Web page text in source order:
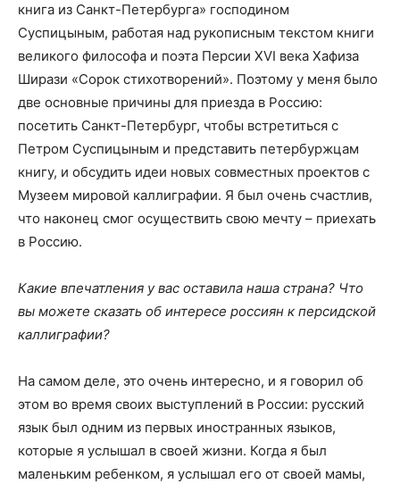
книга из Санкт-Петербурга» господином
Суспицыным, работая над рукописным текстом книги
великого философа и поэта Персии XVI века Хафиза
Ширази «Сорок стихотворений». Поэтому у меня было
две основные причины для приезда в Россию:
посетить Санкт-Петербург, чтобы встретиться с
Петром Суспицыным и представить петербуржцам
книгу, и обсудить идеи новых совместных проектов с
Музеем мировой каллиграфии. Я был очень счастлив,
что наконец смог осуществить свою мечту – приехать
в Россию.
Какие впечатления у вас оставила наша страна? Что
вы можете сказать об интересе россиян к персидской
каллиграфии?
На самом деле, это очень интересно, и я говорил об
этом во время своих выступлений в России: русский
язык был одним из первых иностранных языков,
которые я услышал в своей жизни. Когда я был
маленьким ребенком, я услышал его от своей мамы,